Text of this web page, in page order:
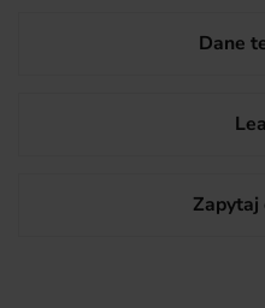
Dane
Zapytaj